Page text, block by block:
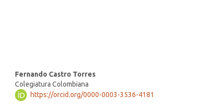
Main
Article
Content
Fernando Castro Torres
Colegiatura Colombiana
https://orcid.org/0000-0003-3536-4181